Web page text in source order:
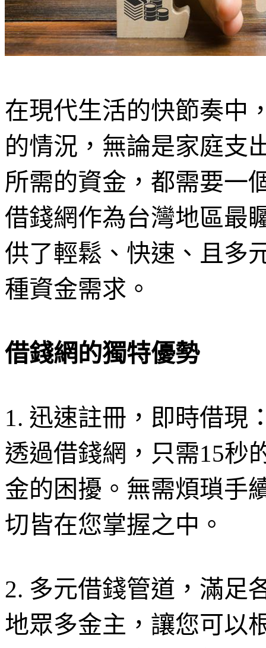
在現代生活的快節奏中
的情況，無論是家庭支
所需的資金，都需要一
借錢網作為台灣地區最
供了輕鬆、快速、且多
種資金需求。
借錢網的獨特優勢
1. 迅速註冊，即時借現
透過借錢網，只需15秒
金的困擾。無需煩瑣手
切皆在您掌握之中。
2. 多元借錢管道，滿足
地眾多金主，讓您可以